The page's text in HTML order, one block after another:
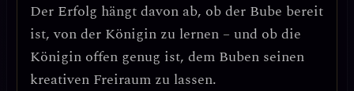
Der Erfolg hängt davon ab, ob der Bube bereit
ist, von der Königin zu lernen – und ob die
Königin offen genug ist, dem Buben seinen
kreativen Freiraum zu lassen.